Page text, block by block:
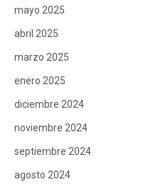
mayo 2025
abril 2025
marzo 2025
enero 2025
diciembre 2024
noviembre 2024
septiembre 2024
agosto 2024